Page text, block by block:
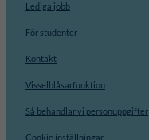
Lediga jobb
För studenter
Kontakt
Visselblåsarfunktion
Så behandlar vi personuppgifter
Cookie inställningar